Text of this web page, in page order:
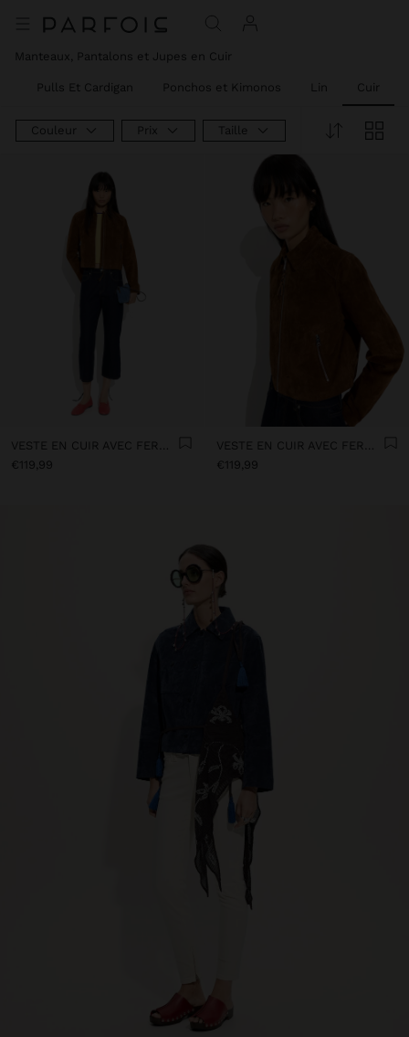
Manteaux, Pantalons et Jupes en Cuir
Pulls Et Cardigan Ponchos et Kimonos Lin Cuir
Couleur Prix Taille
VESTE EN CUIR AVEC FERMETURE ÉCLAIR
€119,99
VESTE EN CUIR AVEC FERMETURE ÉCLAIR
€119,99